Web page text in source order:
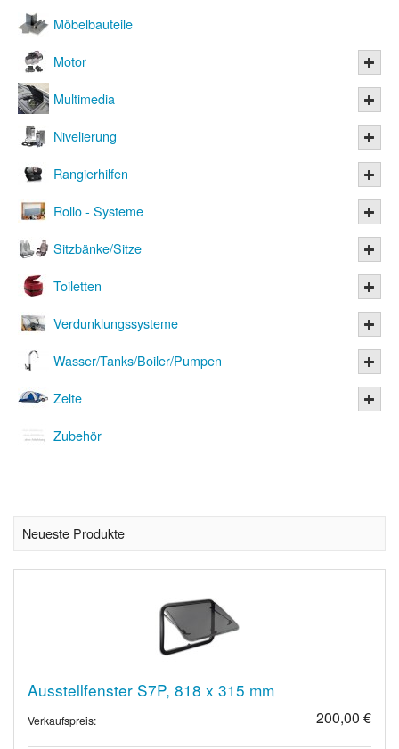
Möbelbauteile
Motor
Multimedia
Nivelierung
Rangierhilfen
Rollo - Systeme
Sitzbänke/Sitze
Toiletten
Verdunklungssysteme
Wasser/Tanks/Boiler/Pumpen
Zelte
Zubehör
Neueste Produkte
Ausstellfenster S7P, 818 x 315 mm
Verkaufspreis: 200,00 €